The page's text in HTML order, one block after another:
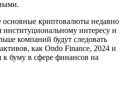
основные криптовалюты недавно
институциональному интересу и
компаний будут следовать
как Ondo Finance, 2024 и
к буму в сфере финансов на